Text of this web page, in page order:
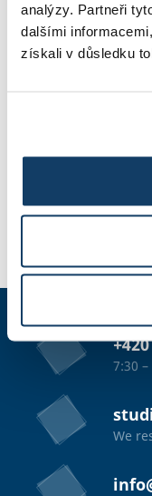
analýzy. Partneři
dalšími
získali v důsledku
STUDY
PHOTO
7:30
We